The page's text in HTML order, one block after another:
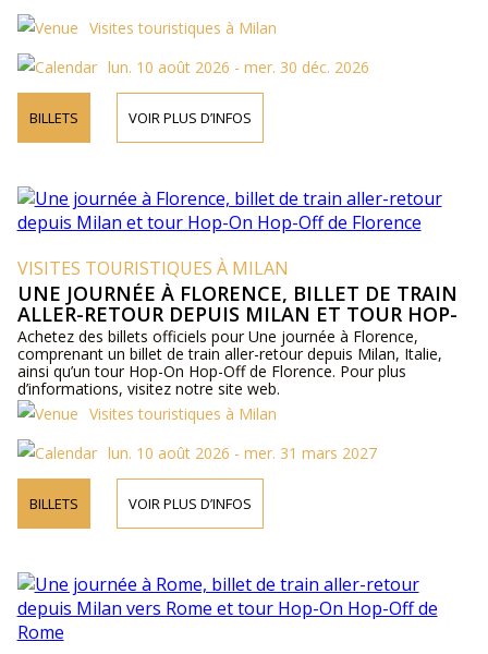
Visites touristiques à Milan
lun. 10 août 2026 - mer. 30 déc. 2026
BILLETS VOIR PLUS D’INFOS
VISITES TOURISTIQUES À MILAN
UNE JOURNÉE À FLORENCE, BILLET DE TRAIN
ALLER-RETOUR DEPUIS MILAN ET TOUR HOP-
ON HOP-OFF DE FLORENCE
Achetez des billets officiels pour Une journée à Florence,
comprenant un billet de train aller-retour depuis Milan, Italie,
ainsi qu’un tour Hop-On Hop-Off de Florence. Pour plus
d’informations, visitez notre site web.
Visites touristiques à Milan
lun. 10 août 2026 - mer. 31 mars 2027
BILLETS VOIR PLUS D’INFOS